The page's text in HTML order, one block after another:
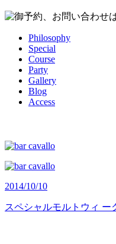
Philosophy
Special
Course
Party
Gallery
Blog
Access
2014/10/10
スペシャルモルトウィ ー